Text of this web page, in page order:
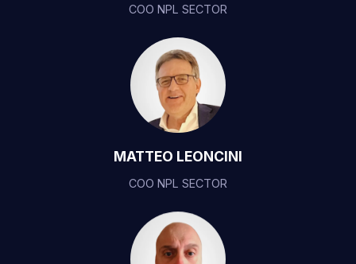
COO NPL SECTOR
MATTEO LEONCINI
COO NPL SECTOR